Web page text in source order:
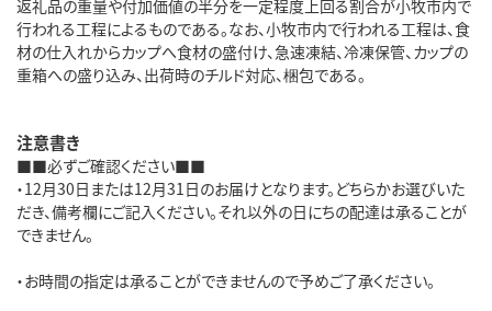
返礼品の重量や付加価値の半分を一定程度上回る割合が小牧市内で
行われる工程によるものである。なお、小牧市内で行われる工程は、食
材の仕入れからカップへ食材の盛付け、急速凍結、冷凍保管、カップの
重箱への盛り込み、出荷時のチルド対応、梱包である。
注意書き
■■必ずご確認ください■■
・12月30日または12月31日のお届けとなります。どちらかお選びいた
だき、備考欄にご記入ください。それ以外の日にちの配達は承ることが
できません。
・お時間の指定は承ることができませんので予めご了承ください。